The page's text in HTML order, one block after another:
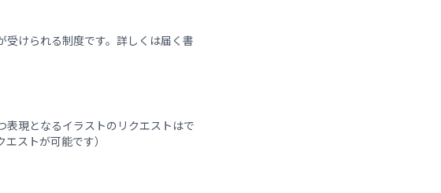
けられる制度です。詳しくは届く書
現となるイラストのリクエストはで